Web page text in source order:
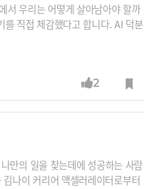
서 우리는 어떻게 살아남아야 할까
직접 체감했다고 합니다. AI 덕분
2
만의 일을 찾는데에 성공하는 사람
나이 커리어 액셀러레이터로부터